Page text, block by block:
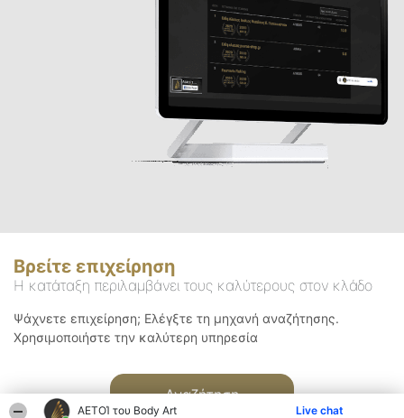
ΑΕΤΟΊ του Body Art Live chat
Βρείτε επιχείρηση
Η κατάταξη περιλαμβάνει τους καλύτερους στον κλάδο
Ψάχνετε επιχείρηση; Ελέγξτε τη μηχανή αναζήτησης.
Χρησιμοποιήστε την καλύτερη υπηρεσία
Αναζήτηση